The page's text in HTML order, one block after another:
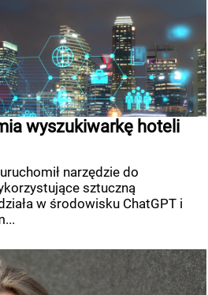
wyszukiwarkę hoteli
narzędzie do
sztuczną
w środowisku ChatGPT i